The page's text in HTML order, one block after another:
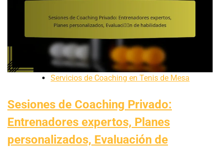
Servicios de Coaching en Tenis de Mesa
Sesiones de Coaching Privado:
Entrenadores expertos, Planes
personalizados, Evaluación de